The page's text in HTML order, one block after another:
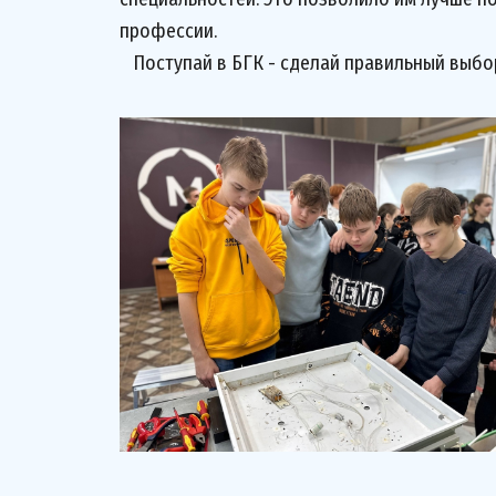
профессии.
Поступай в БГК - сделай правильный